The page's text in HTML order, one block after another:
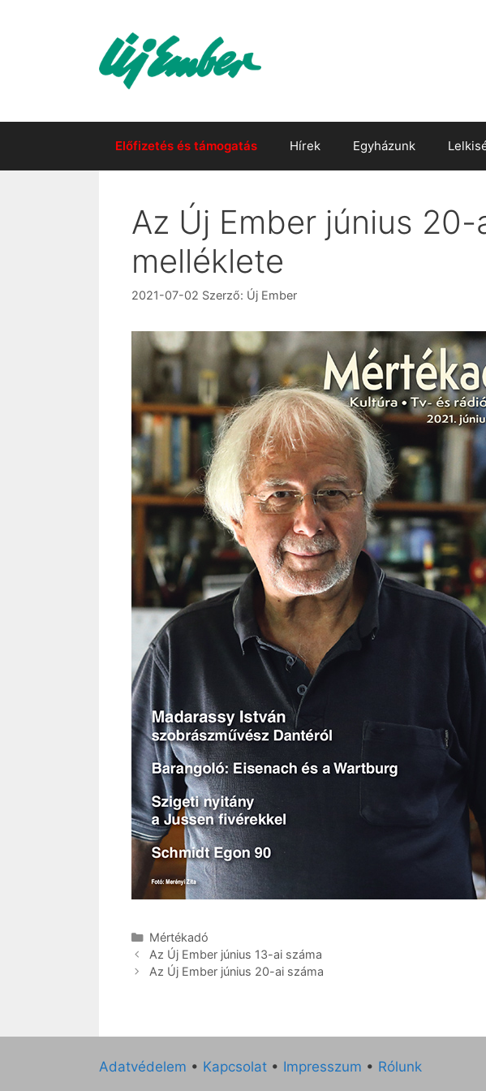
Előfizetés és támogatás Hírek Egyházunk
Az Új Ember június
melléklete
2021-07-02 Szerző: Új Ember
Kategória
Mértékadó
Az Új Ember június 13-ai száma
Az Új Ember június 20-ai száma
Adatvédelem • Kapcsolat • Impresszum • Rólunk